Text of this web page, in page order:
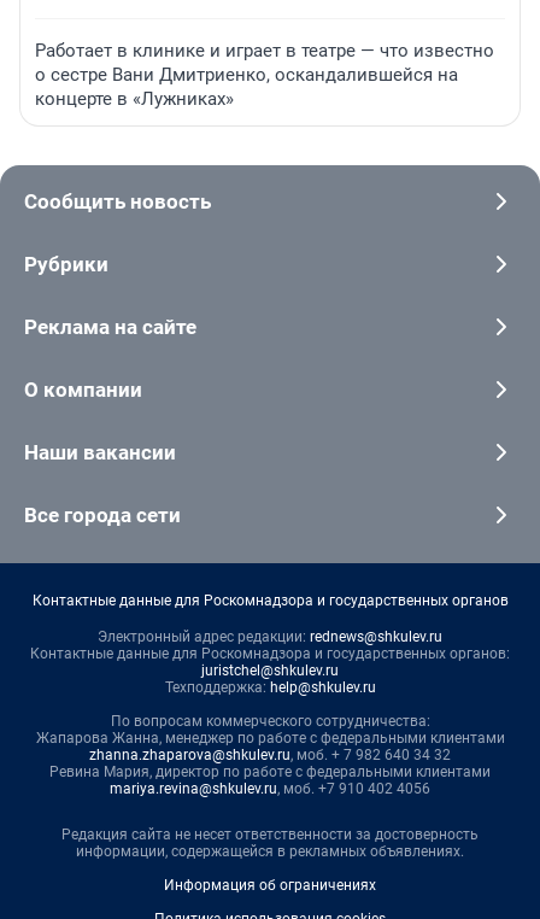
Работает в клинике и играет в театре — что известно
о сестре Вани Дмитриенко, оскандалившейся на
концерте в «Лужниках»
Сообщить новость
Рубрики
Реклама на сайте
О компании
Наши вакансии
Все города сети
Контактные данные для Роскомнадзора и государственных органов
Электронный адрес редакции: rednews@shkulev.ru
Контактные данные для Роскомнадзора и государственных органов:
juristchel@shkulev.ru
Техподдержка: help@shkulev.ru
По вопросам коммерческого сотрудничества:
Жапарова Жанна, менеджер по работе с федеральными клиентами
zhanna.zhaparova@shkulev.ru, моб. + 7 982 640 34 32
Ревина Мария, директор по работе с федеральными клиентами
mariya.revina@shkulev.ru, моб. +7 910 402 4056
Редакция сайта не несет ответственности за достоверность
информации, содержащейся в рекламных объявлениях.
Информация об ограничениях